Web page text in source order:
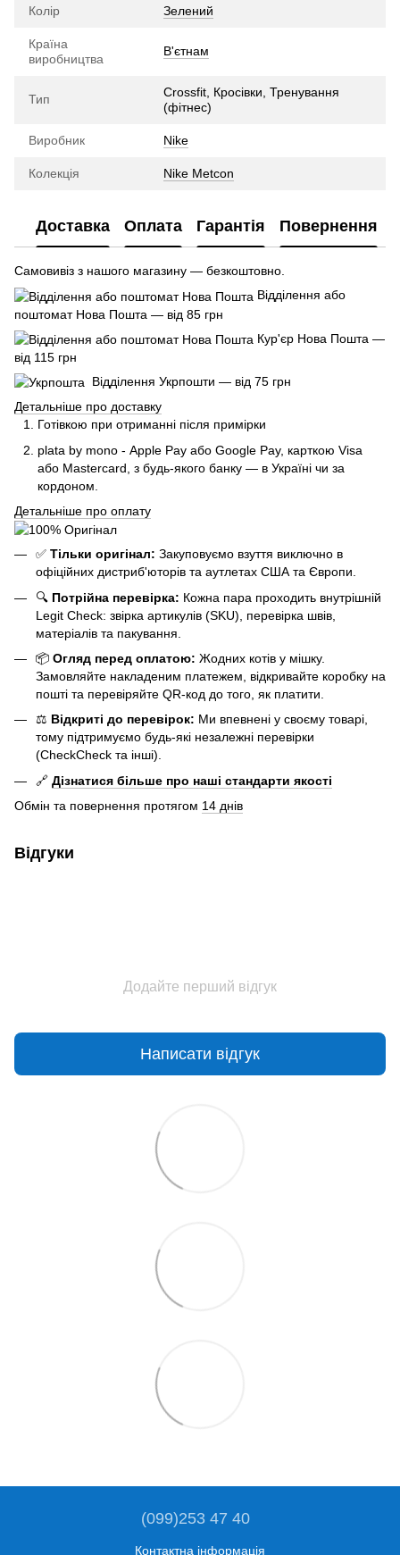
Колір Зелений
Країна
виробництва
В'єтнам
Тип
Crossfit, Кросівки, Тренування
(фітнес)
Виробник Nike
Колекція Nike Metcon
Доставка Оплата Гарантія Повернення
Самовивіз з нашого магазину — безкоштовно.
Відділення або
поштомат Нова Пошта — від 85 грн
Кур'єр Нова Пошта —
від 115 грн
Відділення Укрпошти — від 75 грн
Детальніше про доставку
Готівкою при отриманні після примірки
plata by mono - Apple Pay або Google Pay, карткою Visa
або Mastercard, з будь-якого банку — в Україні чи за
кордоном.
Детальніше про оплату
✅ Тільки оригінал: Закуповуємо взуття виключно в
офіційних дистриб'юторів та аутлетах США та Європи.
🔍 Потрійна перевірка: Кожна пара проходить внутрішній
Legit Check: звірка артикулів (SKU), перевірка швів,
матеріалів та пакування.
📦 Огляд перед оплатою: Жодних котів у мішку.
Замовляйте накладеним платежем, відкривайте коробку на
пошті та перевіряйте QR-код до того, як платити.
⚖️ Відкриті до перевірок: Ми впевнені у своєму товарі,
тому підтримуємо будь-які незалежні перевірки
(CheckCheck та інші).
🔗 Дізнатися більше про наші стандарти якості
Обмін та повернення протягом 14 днів
Відгуки
Додайте перший відгук
Написати відгук
(099)253 47 40
Контактна інформація